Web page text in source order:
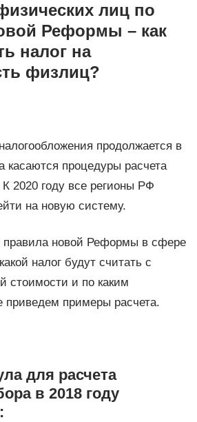
лиц по
Реформы – как
налог на
физлиц?
продолжается в
касаются процедуры расчета
2020 году все регионы РФ
на новую систему.
правила новой Реформы в сфере
налог будут считать с
стоимости и по каким
примеры расчета.
для расчета
в 2018 году